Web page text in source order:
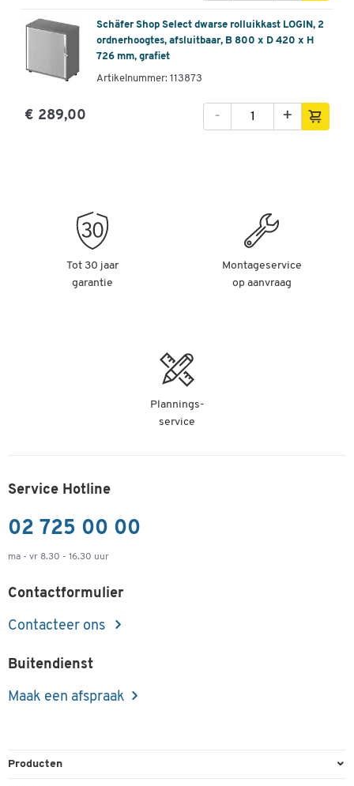
Schäfer Shop Select dwarse rolluikkast LOGIN, 2
ordnerhoogtes, afsluitbaar, B 800 x D 420 x H
726 mm, grafiet
Artikelnummer: 113873
€ 289,00 +
-
Tot 30 jaar
garantie
Montageservice
op aanvraag
Plannings-
service
Service Hotline
02 725 00 00
ma - vr 8.30 - 16.30 uur
Contactformulier
Contacteer ons
Buitendienst
Maak een afspraak
Producten